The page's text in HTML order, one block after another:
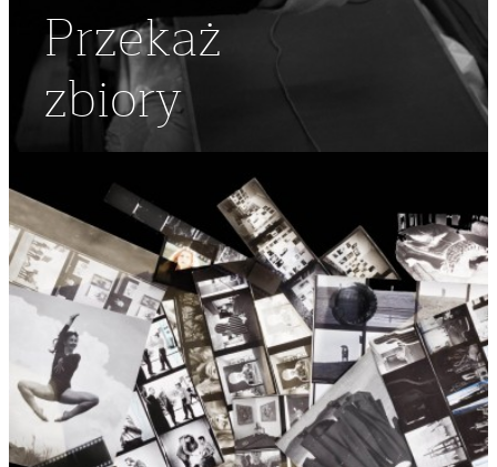
Przekaż
zbiory